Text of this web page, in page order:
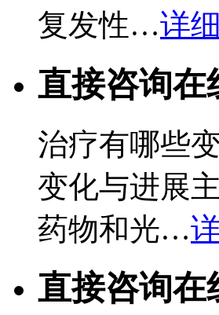
复发性…详
直接咨询在
治疗有哪些
变化与进展
药物和光…
直接咨询在